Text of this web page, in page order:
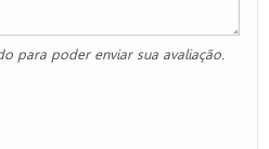
para poder enviar sua avaliação.